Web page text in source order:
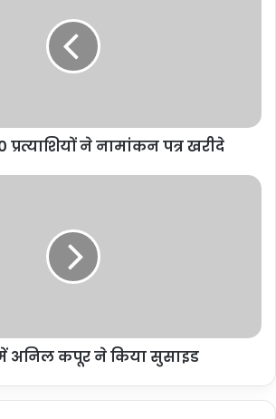
प्रत्याशियों ने नामांकन पत्र खरीदे
अनिल कपूर ने किया सुसाइड